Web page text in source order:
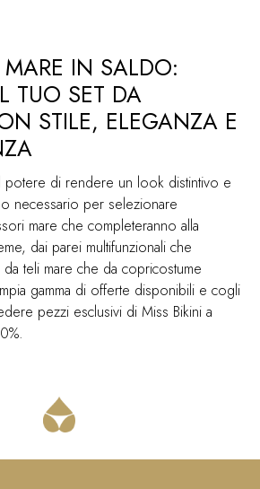
MARE IN SALDO:
TUO SET DA
STILE, ELEGANZA E
potere di rendere un look distintivo e
necessario per selezionare
mare che completeranno alla
dai parei multifunzionali che
teli mare che da copricostume
gamma di offerte disponibili e cogli
pezzi esclusivi di Miss Bikini a